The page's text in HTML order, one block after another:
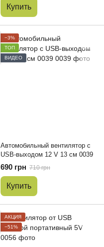
Купить
−3%
ТОП
ВИДЕО
Автомобильный вентилятор с
USB-выходом 12 V 13 см 0039
690 грн 710 грн
Купить
АКЦИЯ
−51%